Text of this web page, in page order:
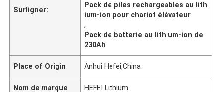
Surligner:
Pack de piles rechargeables au lith
ium-ion pour chariot élévateur
,
Pack de batterie au lithium-ion de
230Ah
Place of Origin Anhui Hefei,China
Nom de marque HEFEI Lithium